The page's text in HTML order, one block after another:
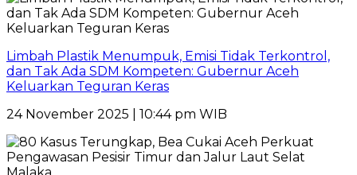
Limbah Plastik Menumpuk, Emisi Tidak Terkontrol,
dan Tak Ada SDM Kompeten: Gubernur Aceh
Keluarkan Teguran Keras
24 November 2025 | 10:44 pm WIB